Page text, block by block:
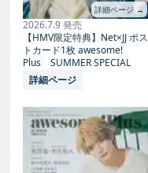
詳細ページ →
2026.7.9 発売
【HMV限定特典】Net×JJ ポス
トカード1枚 awesome!
Plus SUMMER SPECIAL
詳細ページ